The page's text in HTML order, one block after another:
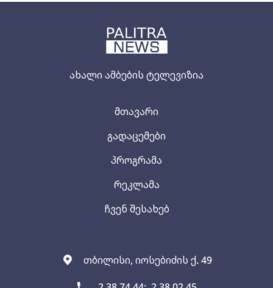
ახალი ამბების ტელევიზია
თბილისი, იოსებიძის ქ. 49
მთავარი
გადაცემები
პროგრამა
რეკლამა
ჩვენ შესახებ